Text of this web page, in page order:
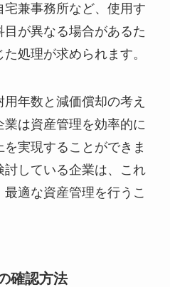
兼事務所など、使用す
が異なる場合があるた
処理が求められます。
年数と減価償却の考え
は資産管理を効率的に
実現することができま
している企業は、これ
適な資産管理を行うこ
確認方法